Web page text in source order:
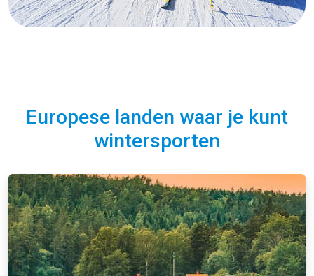
Europese landen waar je kunt
wintersporten